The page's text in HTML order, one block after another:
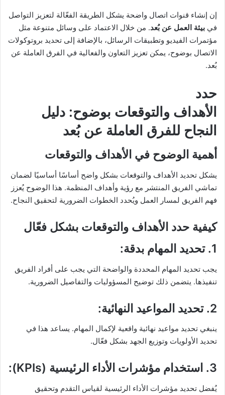
إن إنشاء قنوات اتصال واضحة يشكل الطريقة الفعّالة لتعزيز التواصل
في بيئة العمل عن بُعد. من خلال الاعتماد على وسائل متنوعة مثل
مؤتمرات الفيديو وتطبيقات الرسائل، بالإضافة إلى تحديد بروتوكولات
الاتصال بوضوح، يمكن تعزيز التعاون والفعالية في الفرق العاملة عن
بُعد.
حدد
الأهداف والتوقعات بوضوح: دليل
النجاح للفرق العاملة عن بُعد
أهمية الوضوح في الأهداف والتوقعات
يشكل تحديد الأهداف والتوقعات بشكل واضح أساسًا أساسيًا لضمان
تماشي الفريق المنتشر مع رؤية وأهداف المنظمة. هذا الوضوح يُعزز
فهم الفريق لمسار العمل ويُحدد الخطوات الضرورية لتحقيق النجاح.
كيفية حدد الأهداف والتوقعات بشكل فعّال
1. تحديد المهام بدقة:
يجب تحديد المهام المحددة والواضحة التي يجب على أفراد الفريق
تنفيذها. يتضمن ذلك توضيح المسؤوليات والتفاصيل الضرورية.
2. تحديد المواعيد النهائية:
ينبغي تحديد مواعيد نهائية واقعية لإكمال المهام. يساعد هذا في
تحديد الأولويات وتوزيع الجهد بشكل فعّال.
3. استخدام مؤشرات الأداء الرئيسية (KPIs):
يُفضل تحديد مؤشرات الأداء الرئيسية لقياس التقدم وتحقيق